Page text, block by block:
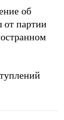
об
от партии